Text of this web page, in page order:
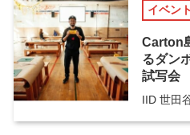
コラム イベント
Carton
るダン
試写会
IID 世田